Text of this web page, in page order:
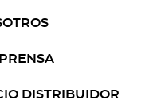
DISTRIBUIDOR